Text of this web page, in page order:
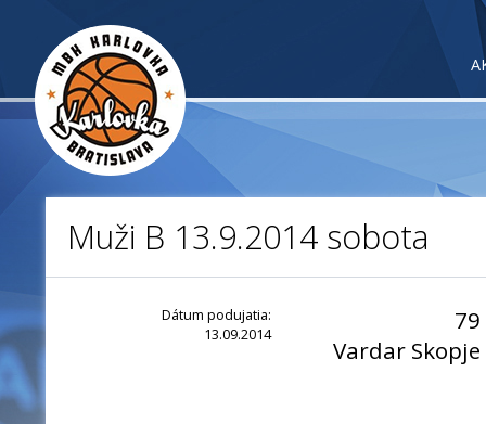
Muži B 13.9.2014 sobota
Dátum podujatia:
13.09.2014
79
Vardar Skopje